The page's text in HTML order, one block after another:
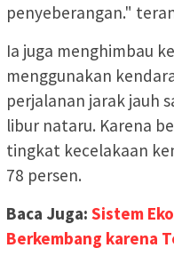
penyeberangan."
Ia juga menghimbau
menggunakan
perjalanan jarak jauh
libur nataru. Karena
tingkat kecelakaan
78 persen.
Baca Juga: Sistem
Berkembang karena